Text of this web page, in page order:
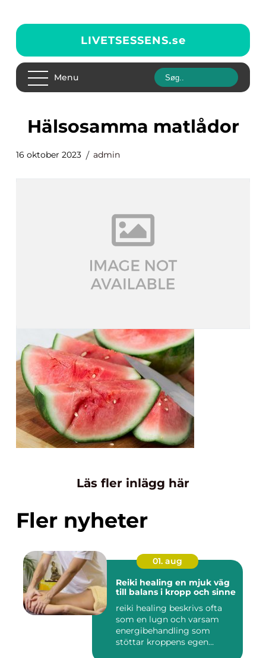
LIVETSESSENS.se
Menu
hälsosamma matlådor
16 oktober 2023 admin
Läs fler inlägg här
Fler nyheter
01. aug
Reiki healing en mjuk väg
till balans i kropp och sinne
reiki healing beskrivs ofta
som en lugn och varsam
energibehandling som
stöttar kroppens egen